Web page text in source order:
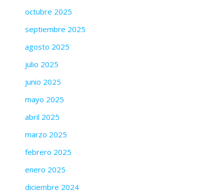
octubre 2025
septiembre 2025
agosto 2025
julio 2025
junio 2025
mayo 2025
abril 2025
marzo 2025
febrero 2025
enero 2025
diciembre 2024